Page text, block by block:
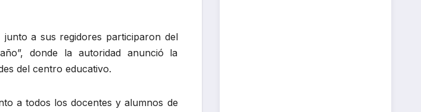
junto a sus regidores participaron del
donde la autoridad anunció la
del centro educativo.
a todos los docentes y alumnos de